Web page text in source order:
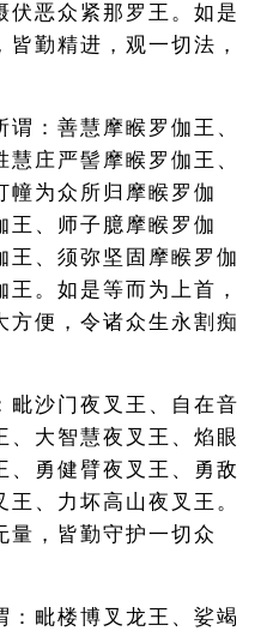
伏恶众紧那罗王。如是
勤精进，观一切法，
：善慧摩睺罗伽王、
庄严髻摩睺罗伽王、
幢为众所归摩睺罗伽
王、师子臆摩睺罗伽
王、须弥坚固摩睺罗伽
。如是等而为上首，
方便，令诸众生永割痴
毗沙门夜叉王、自在音
、大智慧夜叉王、焰眼
、勇健臂夜叉王、勇敌
、力坏高山夜叉王。
量，皆勤守护一切众
：毗楼博叉龙王、娑竭